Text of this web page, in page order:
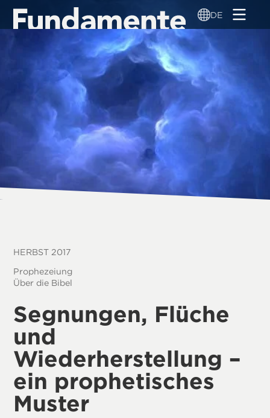
Direkt
zum
DE
HERBST 2017
Prophezeiung
Über die Bibel
Segnungen, Flüche
und
Wiederherstellung –
ein prophetisches
Muster